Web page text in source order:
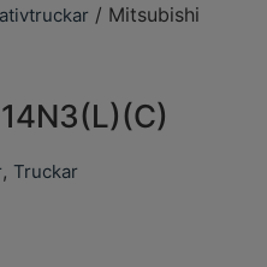
/ Mitsubishi
, Truckar